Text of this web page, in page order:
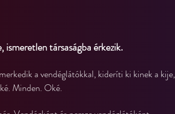
társaságba érkezik.
a vendéglátókkal, kideríti ki kinek a kije,
Minden. Oké.